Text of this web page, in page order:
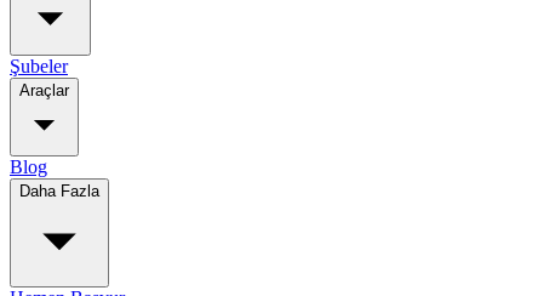
Şubeler
Araçlar
Blog
Daha Fazla